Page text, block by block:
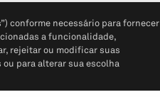
conforme necessário para fornecer
a funcionalidade,
rejeitar ou modificar suas
para alterar sua escolha